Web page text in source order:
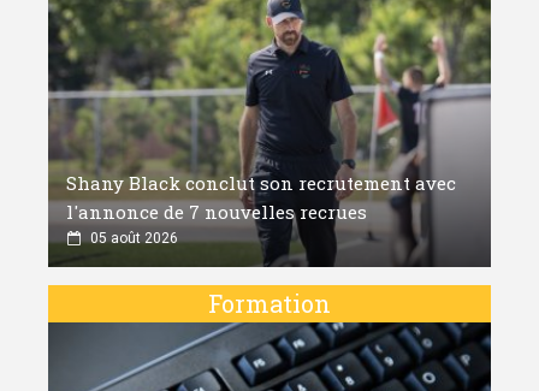
Shany Black conclut son recrutement avec
l'annonce de 7 nouvelles recrues
05 août 2026
Formation